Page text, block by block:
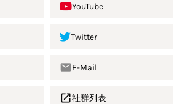
YouTube
Twitter
E-Mail
社群列表